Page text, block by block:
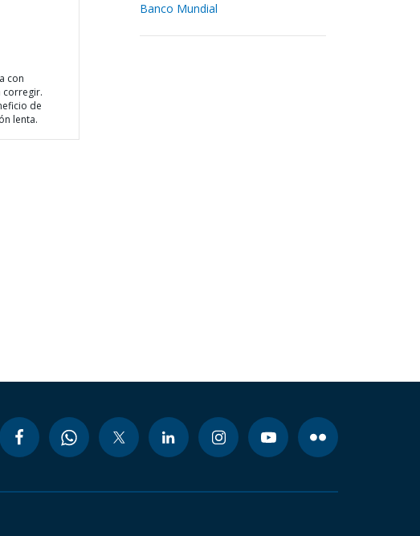
con
corregir.
de
lenta.
Banco Mundial